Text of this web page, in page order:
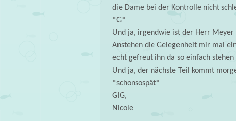
die Dame bei der Kontrolle nicht
*G*
Und ja, irgendwie ist der Herr
Anstehen die Gelegenheit mir mal
echt gefreut ihn da so einfach stehen
Und ja, der nächste Teil kommt
*schonsospät*
GlG,
Nicole